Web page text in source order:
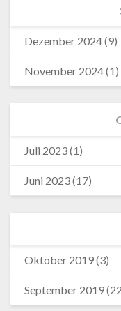
Dezember 2024(9)
November 2024(1)
Juli 2023(1)
Juni 2023(17)
Oktober 2019(3)
September 2019